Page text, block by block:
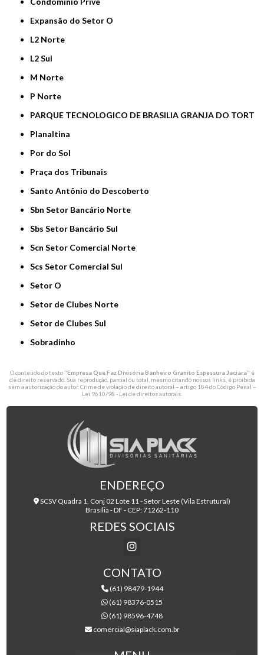
Expansão do Setor O
L2 Norte
L2 Sul
M Norte
P Norte
PARQUE TECNOLOGICO DE BRASILIA GRANJA DO TORT
Planaltina
Por do Sol
Praça dos Tribunais
Santo Antônio do Descoberto
Sbn Setor Bancário Norte
Sbs Setor Bancário Sul
Scn Setor Comercial Norte
Scs Setor Comercial Sul
Setor O
Setor de Clubes Norte
Setor de Clubes Sul
Sobradinho
O conteúdo do texto "Empresa Que Faz Divisória Banheiro Granito Espessura Jaciara" é
de direito reservado. Sua reprodução, parcial ou total, mesmo citando nossos links, é proibida
sem a autorização do autor. Crime de violação de direito autoral – artigo 184 do Código Penal –
Lei 9610/98 - Lei de direitos autorais
ENDEREÇO
SCSV Quadra 1, Conj 02 Lote 11 - Setor Leste (Vila Estrutural)
Brasília - DF - CEP: 71262-110
REDES SOCIAIS
CONTATO
(61) 98479-1944
(61) 98376-0515
(61) 98596-4748
comercial@siaplack.com.br